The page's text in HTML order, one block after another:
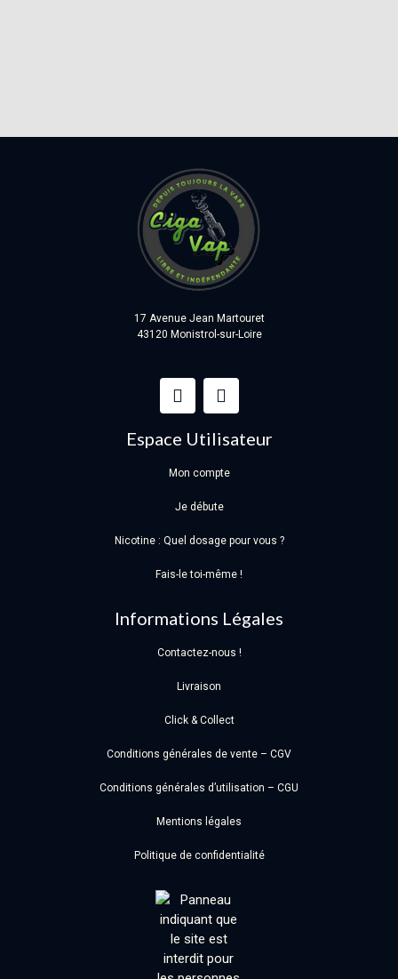
17 Avenue Jean Martouret
43120 Monistrol-sur-Loire
Espace Utilisateur
Mon compte
Je débute
Nicotine : Quel dosage pour vous ?
Fais-le toi-même !
Informations Légales
Contactez-nous !
Livraison
Click & Collect
Conditions générales de vente – CGV
Conditions générales d’utilisation – CGU
Mentions légales
Politique de confidentialité